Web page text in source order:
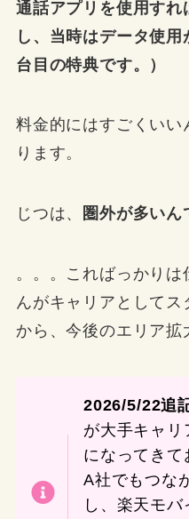
通話アプリを使用す
し、当時はデータ使
台目の特典です。）
料金的にはすごくいい
ります。
じつは、 圏外が多いん
。。。こればっかりは
んがキャリアとして
から、今後のエリア拡
2026/5/22追
が大手キャリ
になってきて
A社でもつな
し、楽天モ